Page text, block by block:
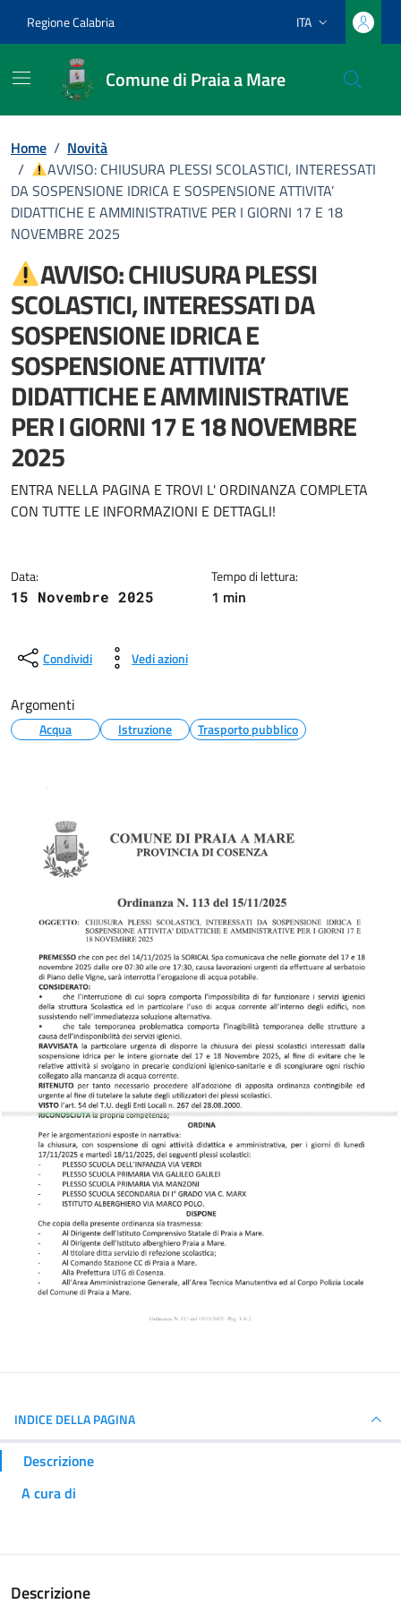
Regione Calabria Lingua attiva:
ITA
Comune di Praia a Mare
Home / Novità
/
AVVISO: CHIUSURA PLESSI SCOLASTICI, INTERESSATI
DA SOSPENSIONE IDRICA E SOSPENSIONE ATTIVITA’
DIDATTICHE E AMMINISTRATIVE PER I GIORNI 17 E 18
NOVEMBRE 2025
AVVISO: CHIUSURA PLESSI
SCOLASTICI, INTERESSATI DA
SOSPENSIONE IDRICA E
SOSPENSIONE ATTIVITA’
DIDATTICHE E AMMINISTRATIVE
PER I GIORNI 17 E 18 NOVEMBRE
2025
Dettagli della notizia
ENTRA NELLA PAGINA E TROVI L' ORDINANZA COMPLETA
CON TUTTE LE INFORMAZIONI E DETTAGLI!
Data:
15 Novembre 2025
Tempo di lettura:
1 min
Condividi Vedi azioni
Argomenti
Acqua Istruzione Trasporto pubblico
INDICE DELLA PAGINA
Descrizione
A cura di
Descrizione